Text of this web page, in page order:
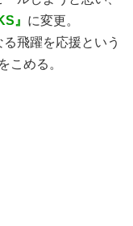
』 に変更。
飛躍を応援という
こめる。